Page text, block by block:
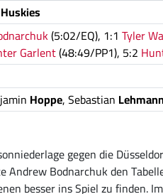
(5:02/EQ), 1:1 Tyler
Garlent(48:49/PP1), 5:2
Hoppe, Sebastian Lehmann
gegen die
Andrew Bodnarchuk den
besser ins Spiel zu finden.